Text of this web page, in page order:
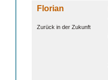
Florian
Zurück in der Zukunft